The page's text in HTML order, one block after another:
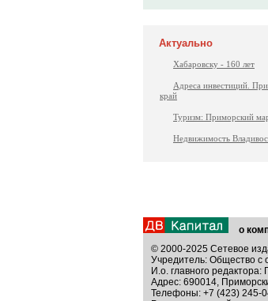
Актуально
Хабаровску - 160 лет
Адреса инвестиций.
край
Туризм: Приморский
Недвижимость
о
© 2000-2025 Сетевое
Учредитель: Общество с
И.о. главного
Адрес: 690014,
Телефоны: +7 (423) 245-